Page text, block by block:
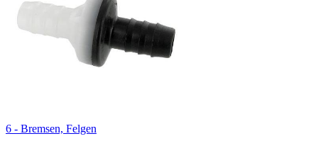
6 - Bremsen, Felgen